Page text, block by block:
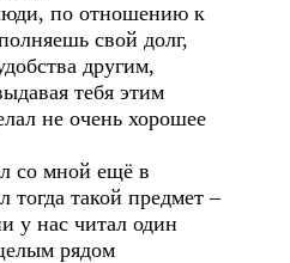
по отношению к
свой долг,
другим,
тебя этим
не очень хорошее
со мной ещё в
тогда такой предмет –
у нас читал один
рядом